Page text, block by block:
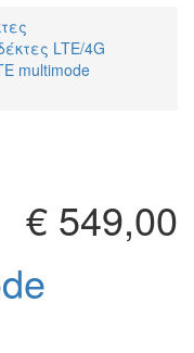
LTE/4G
multimode
€ 549,00